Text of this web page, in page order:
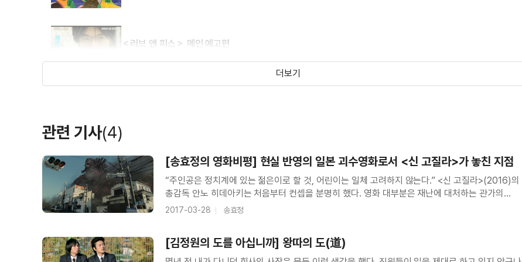
＜러브 앤 피스＞ 메인 예고편
더보기
관련 기사(4)
[송효정의 영화비평] 현실 반영의 일본 괴수영화로서 <신 고질라>가 놓친 지점
“주인공은 정치계에 있는 젊은이로 할 것, 어린이는 일체 고려하지 않는다.” <신 고질라>(2016)의
총감독 안노 히데아키는 처음부터 컨셉을 분명히 했다. 영화 대부분은 재난에 대처하는 관가의
움직임을 보여줄 뿐 생생한 시민의 일상에는 도통 무심하다. 정치가 전면에 등장한 대신 거대괴수SF
2017-03-28 송효정
[김정원의 도를 아십니까] 왕따의 도(道)